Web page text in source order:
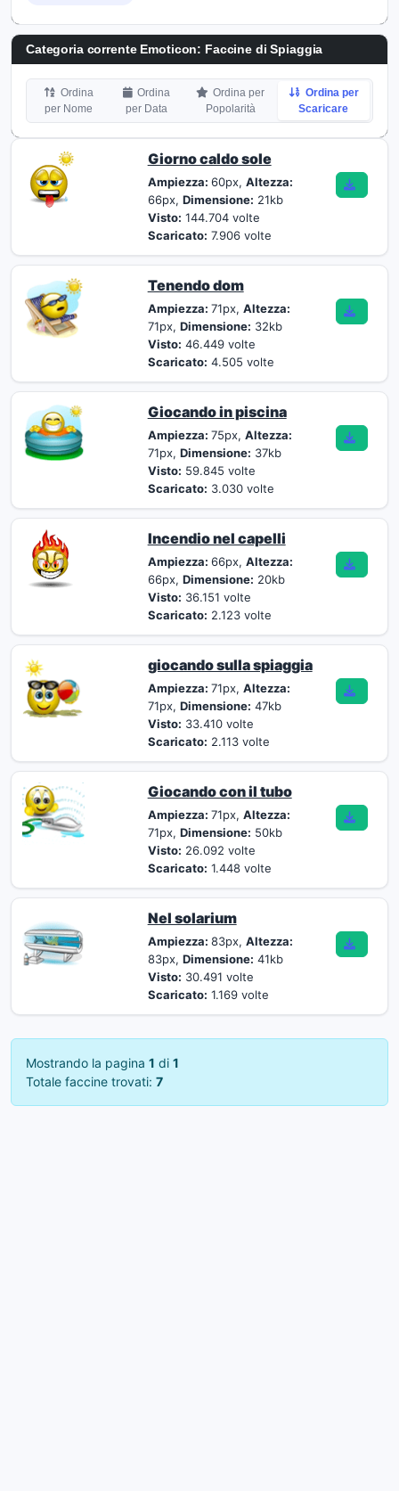
Categoria corrente Emoticon: Faccine di Spiaggia
Ordina
per Nome
Ordina
per Data
Ordina per
Popolarità
Ordina per
Scaricare
Giorno caldo sole
Ampiezza: 60px, Altezza:
66px, Dimensione: 21kb
Visto: 144.704 volte
Scaricato: 7.906 volte
Tenendo dom
Ampiezza: 71px, Altezza:
71px, Dimensione: 32kb
Visto: 46.449 volte
Scaricato: 4.505 volte
Giocando in piscina
Ampiezza: 75px, Altezza:
71px, Dimensione: 37kb
Visto: 59.845 volte
Scaricato: 3.030 volte
Incendio nel capelli
Ampiezza: 66px, Altezza:
66px, Dimensione: 20kb
Visto: 36.151 volte
Scaricato: 2.123 volte
giocando sulla spiaggia
Ampiezza: 71px, Altezza:
71px, Dimensione: 47kb
Visto: 33.410 volte
Scaricato: 2.113 volte
Giocando con il tubo
Ampiezza: 71px, Altezza:
71px, Dimensione: 50kb
Visto: 26.092 volte
Scaricato: 1.448 volte
Nel solarium
Ampiezza: 83px, Altezza:
83px, Dimensione: 41kb
Visto: 30.491 volte
Scaricato: 1.169 volte
Mostrando la pagina 1 di 1
Totale faccine trovati: 7